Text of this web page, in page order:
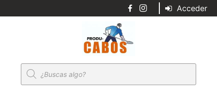
Acceder
Búsqueda
de
productos